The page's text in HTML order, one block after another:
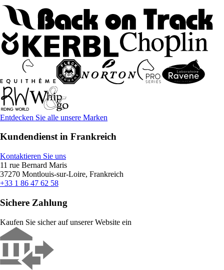
Entdecken Sie alle unsere Marken
Kundendienst in Frankreich
Kontaktieren Sie uns
11 rue Bernard Maris
37270 Montlouis-sur-Loire, Frankreich
+33 1 86 47 62 58
Sichere Zahlung
Kaufen Sie sicher auf unserer Website ein